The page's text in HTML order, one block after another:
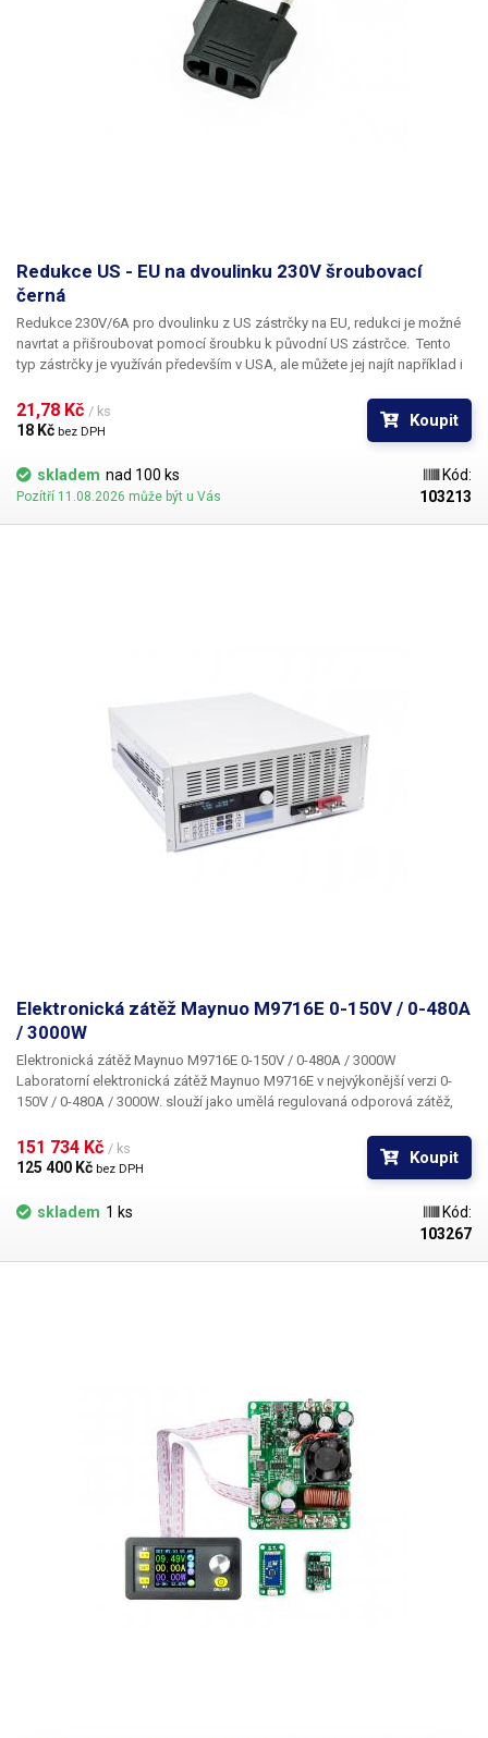
zajištěn dokonalý souběh regulovaného napětí v režimu symetrického
Redukce US - EU na dvoulinku 230V šroubovací
černá
Redukce 230V/6A pro dvoulinku z US zástrčky na EU, redukci je možné
navrtat a přišroubovat pomocí šroubku k původní US zástrčce.
typ zástrčky je využíván především v USA, ale můžete jej najít například i
právě kvůli turistům z USA. POZOR! redukce nepřevádí napětí 110/230V
slouží pouze jako mechanická redukce. Před použitím redukce se
ubezpečte, že připojené zařízení může pracovat s napětím 230V/50Hz.
21,78 Kč / ks
18 Kč bez DPH
Koupit
skladem nad 100 ks
Pozítří 11.08.2026 může být u Vás
Kód:
103213
Elektronická zátěž Maynuo M9716E 0-150V / 0-480A
/ 3000W
Elektronická zátěž Maynuo M9716E 0-150V / 0-480A / 3000W
Laboratorní elektronická zátěž Maynuo M9716E v nejvýkonější verzi 0-
150V / 0-480A / 3000W. slouží jako umělá regulovaná odporová zátěž,
používané mechanické proměnné odpory, jako jsou reostaty, posuvné
odpory či odporové dekády. Elektronická zátěž Maynuo M9716E se řadí
výrobě, elektrotechnickém a automobilovém průmyslu, fotovoltaice,
telekomunikacích, výzkumu – vývoji a metrologii. Díky vysoké přesnosti
a odporové dekády, zjednoduší postupy kalibrací měřících přístrojů v
stejnosměrných rozvodech včetně automobilových. Otestujete a změříte
i filtrační elektrolytické kondenzátory od stovek mikrofaradů po desítky
faradů. Měřené jednotky v ampérhodinách nebo faradech. Dynamickým
testováním otestujete ochranné obvody zdrojů, jejich ochranné
nadproudové obvody a rychlost stabilizace. Testovat lze buď narůstající
proudem, narůstajícím výkonem, či nastavitelnými pulzy obdélníkovými,
trojúhelníkovými i trapezoidními. V kombinaci s vhodným zdrojem z naší
nabídky získáte výkonný funkční generátor výše zmiňovaných pulzů.
Tuto funkci oceníte při vývoji a testování filtračních obvodů, a testů
151 734 Kč / ks
125 400 Kč bez DPH
Koupit
skladem 1 ks
Kód:
103267